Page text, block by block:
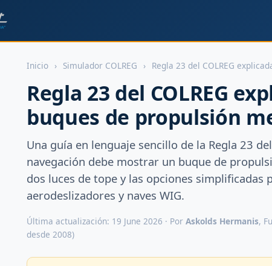
Inicio › Simulador COLREG › Regla 23 del COLREG
Regla 23 del COLREG
buques de propulsión
Una guía en lenguaje sencillo de la Regla 23
navegación debe mostrar un buque de
dos luces de tope y las opciones simplificadas
aerodeslizadores y naves WIG.
Última actualización: 19 June 2026 · Por Askolds Hermanis,
desde 2008)